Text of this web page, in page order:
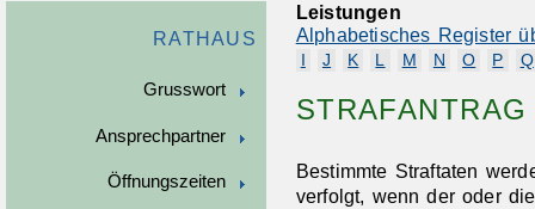
RATHAUS
Grusswort
Ansprechpartner
Öffnungszeiten
Leistungen
Alphabetisches Register
J K L M N O P Q
Bestimmte Straftaten
verfolgt, wenn der oder